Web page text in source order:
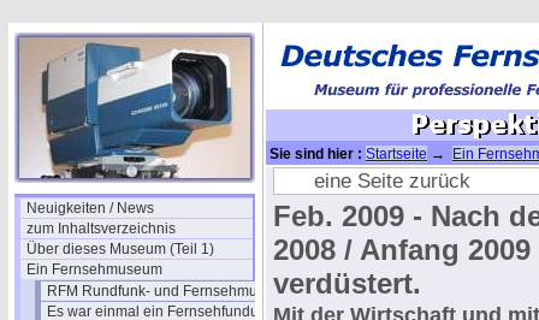
Neuigkeiten / News
zum Inhaltsverzeichnis
Über dieses Museum (Teil 1)
Ein Fernsehmuseum
RFM Rundfunk- und Fernsehmuseum
Es war einmal ein Fernsehfundus
Sie sind hier : Startseite → Ein
eine Seite zurück
Feb. 2009 - Nach
2008 / Anfang
verdüstert.
Mit der Wirtschaft und